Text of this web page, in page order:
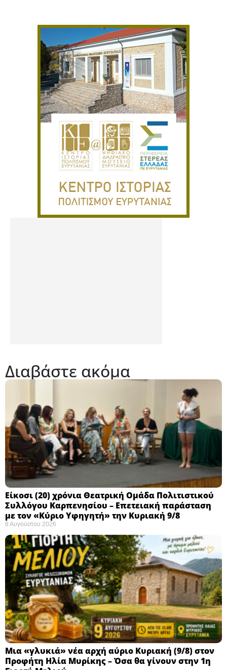
Διαβάστε ακόμα
Eίκοσι (20) χρόνια Θεατρική Ομάδα Πολιτιστικού
Συλλόγου Καρπενησίου – Επετειακή παράσταση
με τον «Κύριο Υφηγητή» την Κυριακή 9/8
8 Αυγούστου 2026
Μια «γλυκιά» νέα αρχή αύριο Κυριακή (9/8) στον
Προφήτη Ηλία Μυρίκης – Όσα θα γίνουν στην 1η